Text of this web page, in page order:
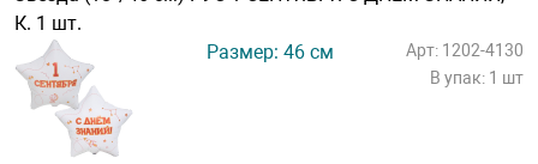
К. 1 шт.
Размер: 46 см
Арт: 1202-4130
В упак: 1 шт